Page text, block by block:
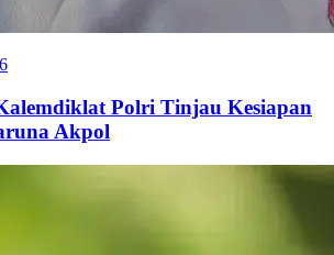
Polri Tinjau Kesiapan
Akpol